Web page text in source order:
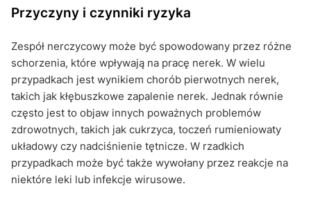
Przyczyny i czynniki ryzyka
Zespół nerczycowy może być spowodowany przez różne
schorzenia, które wpływają na pracę nerek. W wielu
przypadkach jest wynikiem chorób pierwotnych nerek,
takich jak kłębuszkowe zapalenie nerek. Jednak równie
często jest to objaw innych poważnych problemów
zdrowotnych, takich jak cukrzyca, toczeń rumieniowaty
układowy czy nadciśnienie tętnicze. W rzadkich
przypadkach może być także wywołany przez reakcje na
niektóre leki lub infekcje wirusowe.